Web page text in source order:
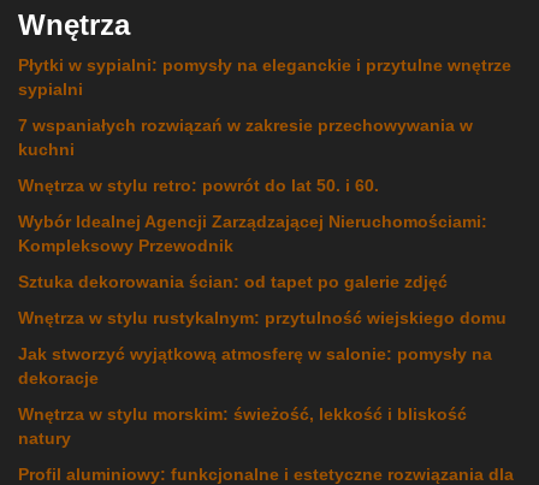
Wnętrza
Płytki w sypialni: pomysły na eleganckie i przytulne wnętrze
sypialni
7 wspaniałych rozwiązań w zakresie przechowywania w
kuchni
Wnętrza w stylu retro: powrót do lat 50. i 60.
Wybór Idealnej Agencji Zarządzającej Nieruchomościami:
Kompleksowy Przewodnik
Sztuka dekorowania ścian: od tapet po galerie zdjęć
Wnętrza w stylu rustykalnym: przytulność wiejskiego domu
Jak stworzyć wyjątkową atmosferę w salonie: pomysły na
dekoracje
Wnętrza w stylu morskim: świeżość, lekkość i bliskość
natury
Profil aluminiowy: funkcjonalne i estetyczne rozwiązania dla